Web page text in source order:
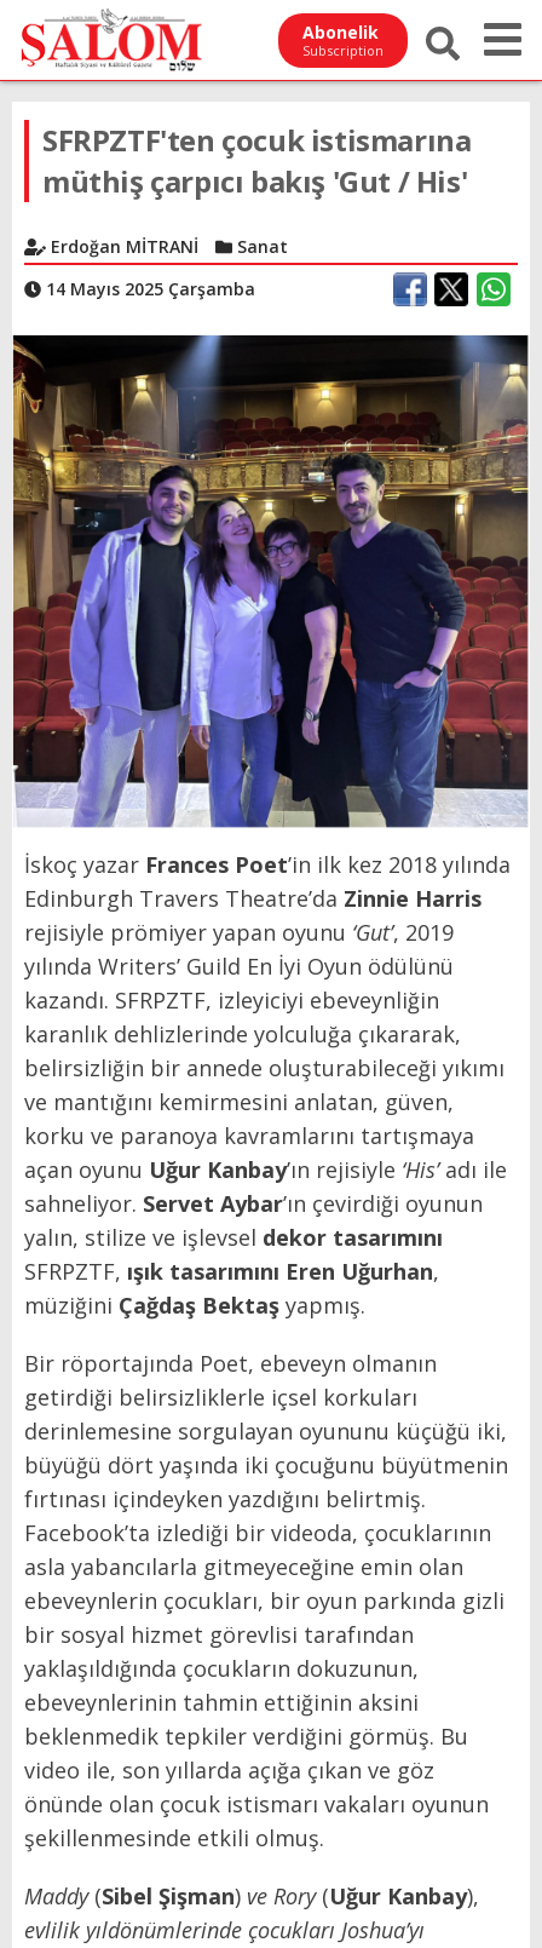
Abonelik
Subscription
SFRPZTF'ten çocuk istismarına
müthiş çarpıcı bakış 'Gut / His'
Erdoğan MİTRANİ
Sanat
14 Mayıs 2025 Çarşamba
İskoç yazar Frances Poet’in ilk kez 2018 yılında
Edinburgh Travers Theatre’da Zinnie Harris
rejisiyle prömiyer yapan oyunu ‘Gut’, 2019
yılında Writers’ Guild En İyi Oyun ödülünü
kazandı. SFRPZTF, izleyiciyi ebeveynliğin
karanlık dehlizlerinde yolculuğa çıkararak,
belirsizliğin bir annede oluşturabileceği yıkımı
ve mantığını kemirmesini anlatan, güven,
korku ve paranoya kavramlarını tartışmaya
açan oyunu Uğur Kanbay’ın rejisiyle ‘His’adı ile
sahneliyor. Servet Aybar’ın çevirdiği oyunun
yalın, stilize ve işlevsel dekor tasarımını
SFRPZTF, ışık tasarımını Eren Uğurhan,
müziğini Çağdaş Bektaş yapmış.
Bir röportajında Poet, ebeveyn olmanın
getirdiği belirsizliklerle içsel korkuları
derinlemesine sorgulayan oyununu küçüğü iki,
büyüğü dört yaşında iki çocuğunu büyütmenin
fırtınası içindeyken yazdığını belirtmiş.
Facebook’ta izlediği bir videoda, çocuklarının
asla yabancılarla gitmeyeceğine emin olan
ebeveynlerin çocukları, bir oyun parkında gizli
bir sosyal hizmet görevlisi tarafından
yaklaşıldığında çocukların dokuzunun,
ebeveynlerinin tahmin ettiğinin aksini
beklenmedik tepkiler verdiğini görmüş. Bu
video ile, son yıllarda açığa çıkan ve göz
önünde olan çocuk istismarı vakaları oyunun
şekillenmesinde etkili olmuş.
Maddy (Sibel Şişman) ve Rory (Uğur Kanbay),
evlilik yıldönümlerinde çocukları Joshua’yı